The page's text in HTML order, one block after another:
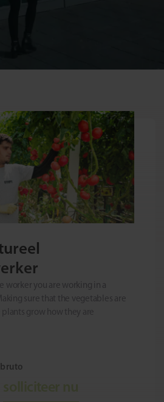
worker you are working in a
sure that the vegetables are
grow how they are
solliciteer nu